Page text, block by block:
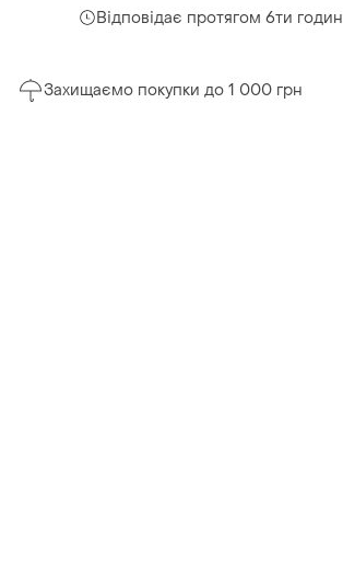
Відповідає протягом 6ти годин
Захищаємо покупки до 1 000 грн